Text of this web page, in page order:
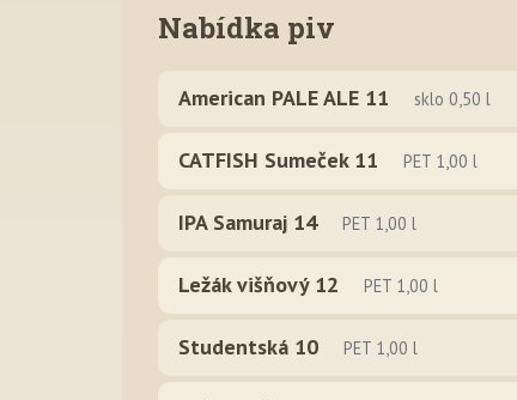
Nabídka piv
American PALE ALE 11 sklo 0,50 l
CATFISH Sumeček 11 PET 1,00 l
IPA Samuraj 14 PET 1,00 l
Ležák višňový 12 PET 1,00 l
Studentská 10 PET 1,00 l